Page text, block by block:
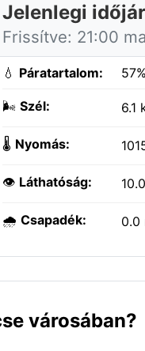
Jelenlegi
Frissítve: 21:00 ma
💧 Páratartalom: 57%
🌬️ Szél: 6.1
🌡️ Nyomás:
👁️ Láthatóság:
🌧️ Csapadék: 0.0
városában?